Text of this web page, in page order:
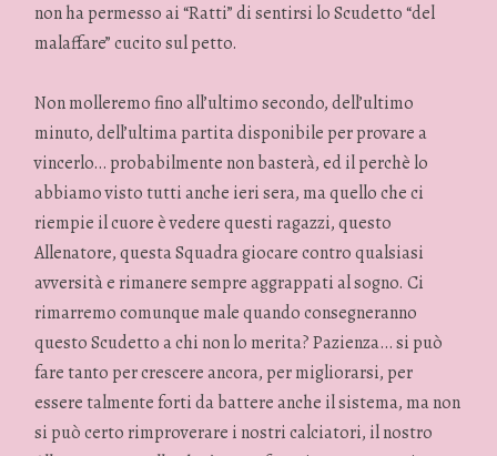
non ha permesso ai “Ratti” di sentirsi lo Scudetto “del
malaffare” cucito sul petto.
Non molleremo fino all’ultimo secondo, dell’ultimo
minuto, dell’ultima partita disponibile per provare a
vincerlo… probabilmente non basterà, ed il perchè lo
abbiamo visto tutti anche ieri sera, ma quello che ci
riempie il cuore è vedere questi ragazzi, questo
Allenatore, questa Squadra giocare contro qualsiasi
avversità e rimanere sempre aggrappati al sogno. Ci
rimarremo comunque male quando consegneranno
questo Scudetto a chi non lo merita? Pazienza… si può
fare tanto per crescere ancora, per migliorarsi, per
essere talmente forti da battere anche il sistema, ma non
si può certo rimproverare i nostri calciatori, il nostro